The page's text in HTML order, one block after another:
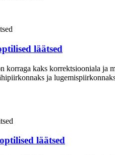
läätsed
korraga kaks korrektsiooniala
ja
läätsed